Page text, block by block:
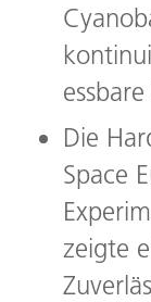
Die
Space
zeigte